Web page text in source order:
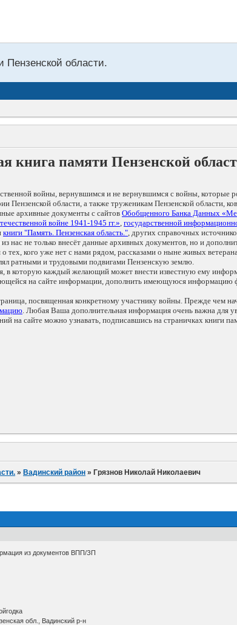
Пензенской области.
книга памяти Пензенской
войны, вернувшимся и не вернувшимся с войны, которые
Пензенской области, а также труженикам Пензенской области,
архивные документы с сайтов Обобщенного Банка Данных
войне 1941-1945 гг.», государственной
книги "Память. Пензенская область.", других справочных
нас не только внесёт данные архивных документов, но и
кого уже нет с нами рядом, рассказами о ныне живых
ратными и трудовыми подвигами Пензенскую землю.
в которую каждый желающий может внести известную ему
на сайте информации, дополнить имеющуюся информацию
посвященная конкретному участнику войны. Прежде чем
. Любая Ваша дополнительная информация очень важна для
на сайте можно узнавать, подписавшись на страничках книги
» Вадинский район » Грязнов Николай Николаевич
из документов ВПП/ЗП
обл., Вадинский р-н